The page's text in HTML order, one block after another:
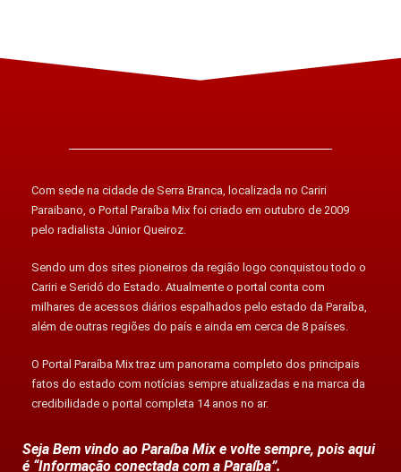
Com sede na cidade de Serra Branca, localizada no Cariri
Paraibano, o Portal Paraíba Mix foi criado em outubro de 2009
pelo radialista Júnior Queiroz.
Sendo um dos sites pioneiros da região logo conquistou todo o
Cariri e Seridó do Estado. Atualmente o portal conta com
milhares de acessos diários espalhados pelo estado da Paraíba,
além de outras regiões do país e ainda em cerca de 8 países.
O Portal Paraíba Mix traz um panorama completo dos principais
fatos do estado com notícias sempre atualizadas e na marca da
credibilidade o portal completa 14 anos no ar.
Seja Bem vindo ao Paraíba Mix e volte sempre, pois aqui
é “Informação conectada com a Paraíba”.